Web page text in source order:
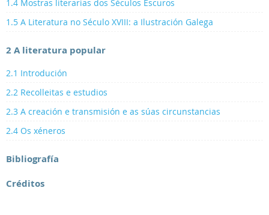
1.4 Mostras literarias dos Séculos Escuros
1.5 A Literatura no Século XVIII: a Ilustración Galega
2 A literatura popular
2.1 Introdución
2.2 Recolleitas e estudios
2.3 A creación e transmisión e as súas circunstancias
2.4 Os xéneros
Bibliografía
Créditos